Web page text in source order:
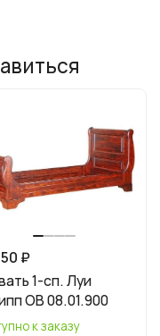
₽
1-сп. Луи
ОВ 08.01.900
к заказу